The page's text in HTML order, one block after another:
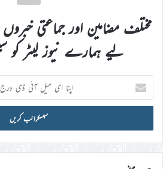
مختلف مضامین اور جماعتی
لیے ہمارے نیوز لیٹر کو
اپنا
ای
میل
ڈی
درج
کریں